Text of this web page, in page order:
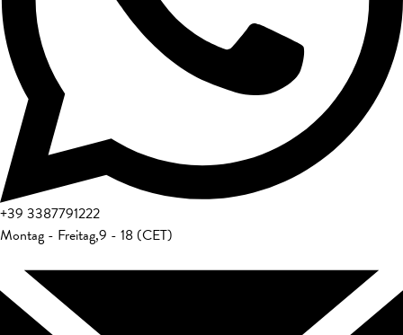
+39 3387791222
Montag - Freitag,9 - 18 (CET)